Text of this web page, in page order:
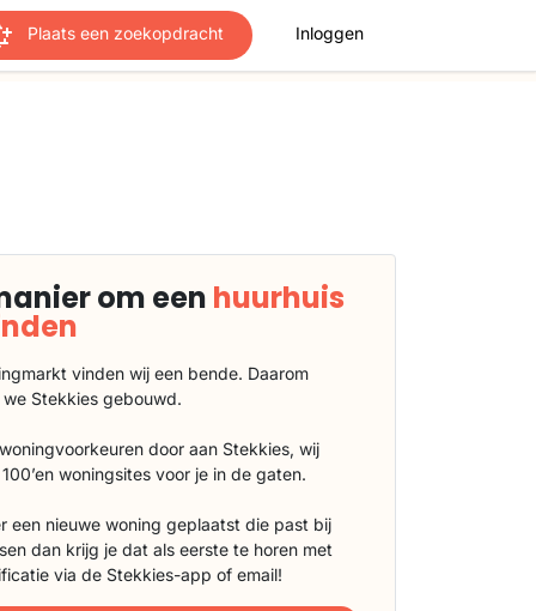
Plaats een zoekopdracht Inloggen
om een huurhuis
vinden wij een bende. Daarom
Stekkies gebouwd.
door aan Stekkies, wij
woningsites voor je in de gaten.
een nieuwe woning geplaatst die past bij
dan krijg je dat als eerste te horen met
via de Stekkies-app of email!